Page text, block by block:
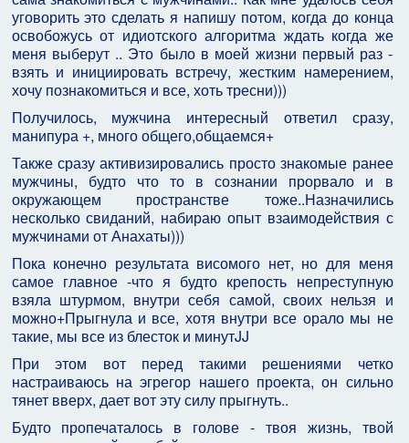
уговорить это сделать я напишу потом, когда до конца
освобожусь от идиотского алгоритма ждать когда же
меня выберут .. Это было в моей жизни первый раз -
взять и инициировать встречу, жестким намерением,
хочу познакомиться и все, хоть тресни)))
Получилось, мужчина интересный ответил сразу,
манипура +, много общего,общаемся+
Также сразу активизировались просто знакомые ранее
мужчины, будто что то в сознании прорвало и в
окружающем пространстве тоже..Назначились
несколько свиданий, набираю опыт взаимодействия с
мужчинами от Анахаты)))
Пока конечно результата висомого нет, но для меня
самое главное -что я будто крепость непреступную
взяла штурмом, внутри себя самой, своих нельзя и
можно+Прыгнула и все, хотя внутри все орало мы не
такие, мы все из блесток и минутJJ
При этом вот перед такими решениями четко
настраиваюсь на эгрегор нашего проекта, он сильно
тянет вверх, дает вот эту силу прыгнуть..
Будто пропечаталось в голове - твоя жизнь, твой